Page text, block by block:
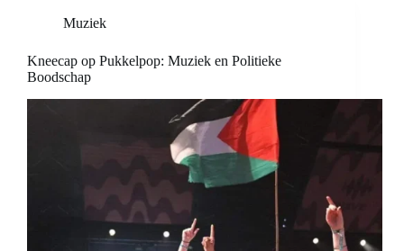
Muziek
Kneecap op Pukkelpop: Muziek en Politieke
Boodschap